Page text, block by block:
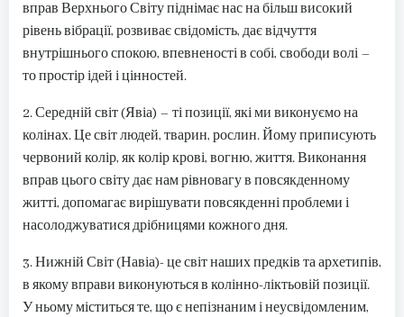
вправ Верхнього Світу піднімає нас на більш високий
рівень вібрації, розвиває свідомість, дає відчуття
внутрішнього спокою, впевненості в собі, свободи волі –
то простір ідей і цінностей.
2. Середній світ (Явіа) – ті позиції, які ми виконуємо на
колінах. Це світ людей, тварин, рослин. Йому приписують
червоний колір, як колір крові, вогню, життя. Виконання
вправ цього світу дає нам рівновагу в повсякденному
житті, допомагає вирішувати повсякденні проблеми і
насолоджуватися дрібницями кожного дня.
3. Нижній Світ (Навіа)- це світ наших предків та архетипів,
в якому вправи виконуються в колінно-ліктьовій позиції.
У ньому міститься те, що є непізнаним і неусвідомленим,